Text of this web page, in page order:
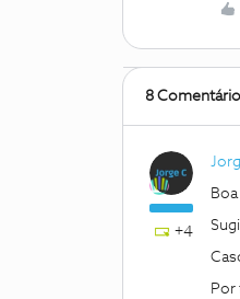
8
+4
Por